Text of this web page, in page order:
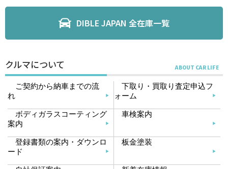
DIBLE JAPAN 全在庫一覧
クルマについて
ご契約から納車までの流
れ
下取り・買取り査定申込フ
ォーム
ボディガラスコーティング
案内
車検案内
登録書類の案内・ダウンロ
ード
板金塗装